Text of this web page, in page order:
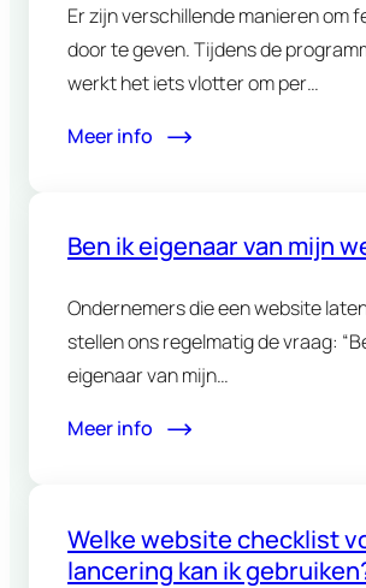
Er zijn verschillende manieren om
door te geven. Tijdens de
werkt het iets vlotter om per…
Meer info
Ben ik eigenaar van mijn
Ondernemers die een website
stellen ons regelmatig de vraag:
eigenaar van mijn…
Meer info
Welke website checklist
lancering kan ik